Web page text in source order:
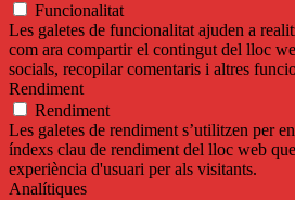
Funcionalitat
Les galetes de funcionalitat ajuden a
com ara compartir el contingut del lloc
socials, recopilar comentaris i altres
Rendiment
Rendiment
Les galetes de rendiment s’utilitzen per
índexs clau de rendiment del lloc web
experiència d'usuari per als visitants.
Analítiques